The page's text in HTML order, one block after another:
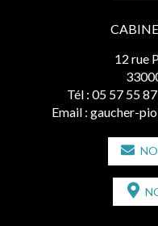
12 rue
Tél : 05 57 55
Email : gaucher-